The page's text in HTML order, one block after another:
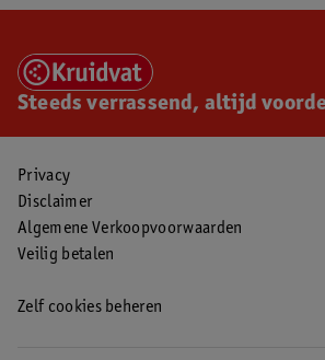
Steeds verrassend, altijd
Privacy
Disclaimer
Algemene Verkoopvoorwaarden
Veilig betalen
Zelf cookies beheren